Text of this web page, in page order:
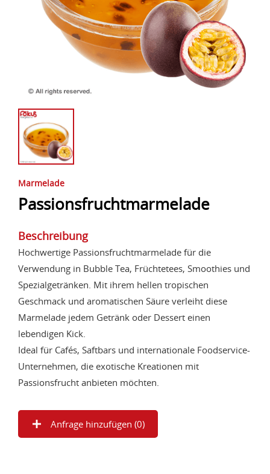
Marmelade
Passionsfruchtmarmelade
Beschreibung
Hochwertige Passionsfruchtmarmelade für die
Verwendung in Bubble Tea, Früchtetees, Smoothies und
Spezialgetränken. Mit ihrem hellen tropischen
Geschmack und aromatischen Säure verleiht diese
Marmelade jedem Getränk oder Dessert einen
lebendigen Kick.
Ideal für Cafés, Saftbars und internationale Foodservice-
Unternehmen, die exotische Kreationen mit
Passionsfrucht anbieten möchten.
Anfrage hinzufügen (0)